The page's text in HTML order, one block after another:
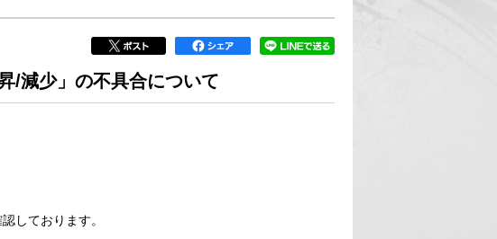
/減少」の不具合について
しております。